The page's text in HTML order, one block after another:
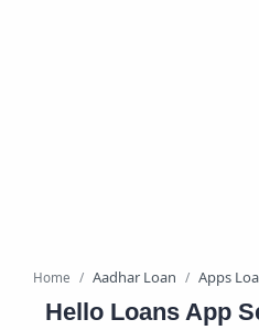
Home Aadhar Loan Apps
Hello Loans App